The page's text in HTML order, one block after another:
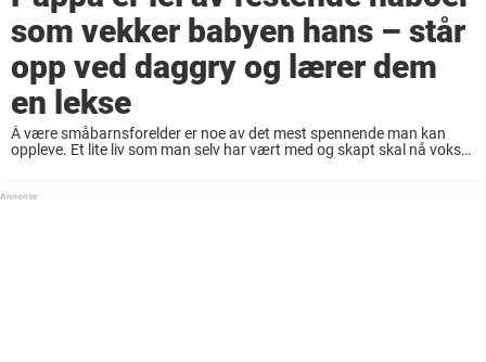
som vekker babyen hans – står
opp ved daggry og lærer dem
en lekse
Å være småbarnsforelder er noe av det mest spennende man kan
oppleve. Et lite liv som man selv har vært med og skapt skal nå vokse